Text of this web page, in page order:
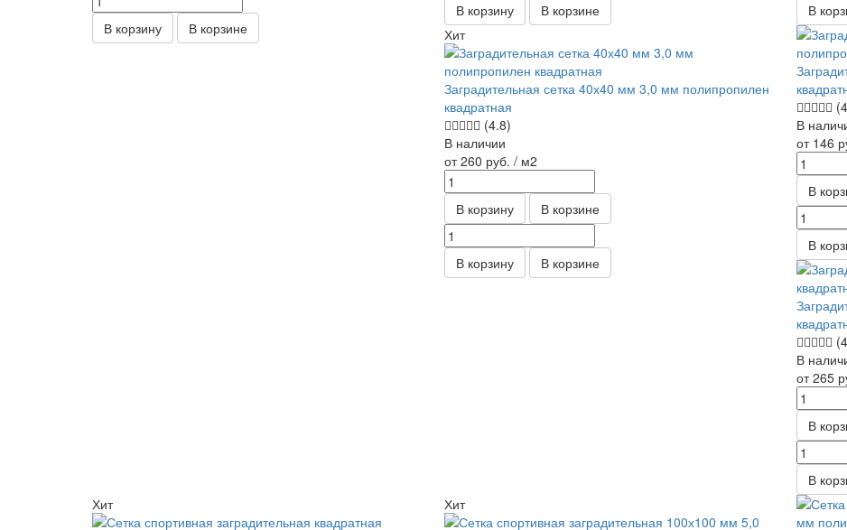
В корзину В корзине
В корзину В корзине В
Хит
Заградительная сетка 40х40 мм 3,0 мм полипропилен
квадратная
(4.8)
В наличии
от 260 руб. / м2
В корзину В корзине
В корзину В корзине
В
от 146
В
В
В
от 265
В
В
Хит
Хит